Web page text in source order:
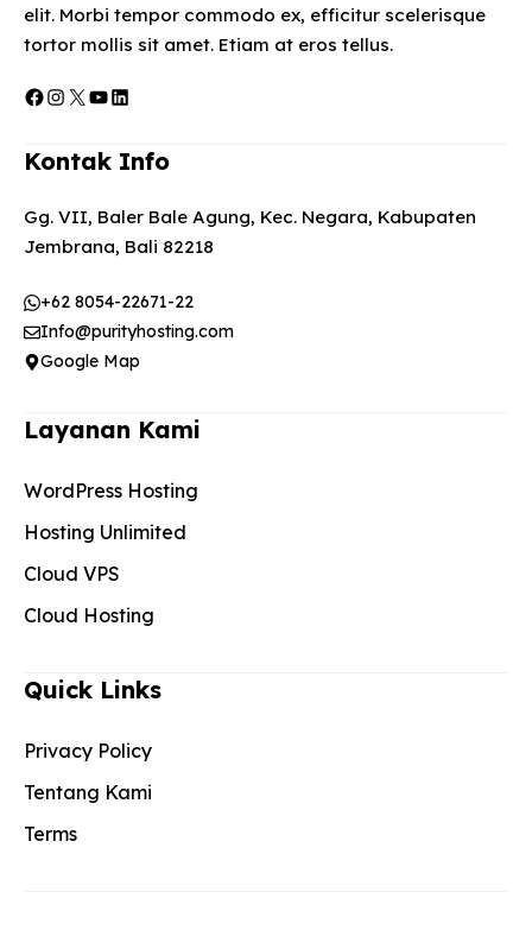
elit. Morbi tempor commodo ex, efficitur scelerisque
tortor mollis sit amet. Etiam at eros tellus.
Facebook
Instagram
X YouTube
LinkedIn
Kontak Info
Gg. VII, Baler Bale Agung, Kec. Negara, Kabupaten
Jembrana, Bali 82218
+62 8054-22671-22
Info@purityhosting.com
Google Map
Layanan Kami
WordPress Hosting
Hosting Unlimited
Cloud VPS
Cloud Hosting
Quick Links
Privacy Policy
Tentang Kami
Terms